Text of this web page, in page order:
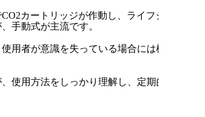
カートリッジが作動し、ライフジ
手動式が主流です。
用者が意識を失っている場合には機
使用方法をしっかり理解し、定期的